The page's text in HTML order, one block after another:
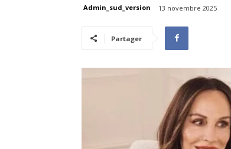
Admin_sud_version 13 novembre 2025
Partager